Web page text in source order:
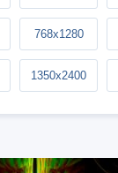
768x1280
1350x2400